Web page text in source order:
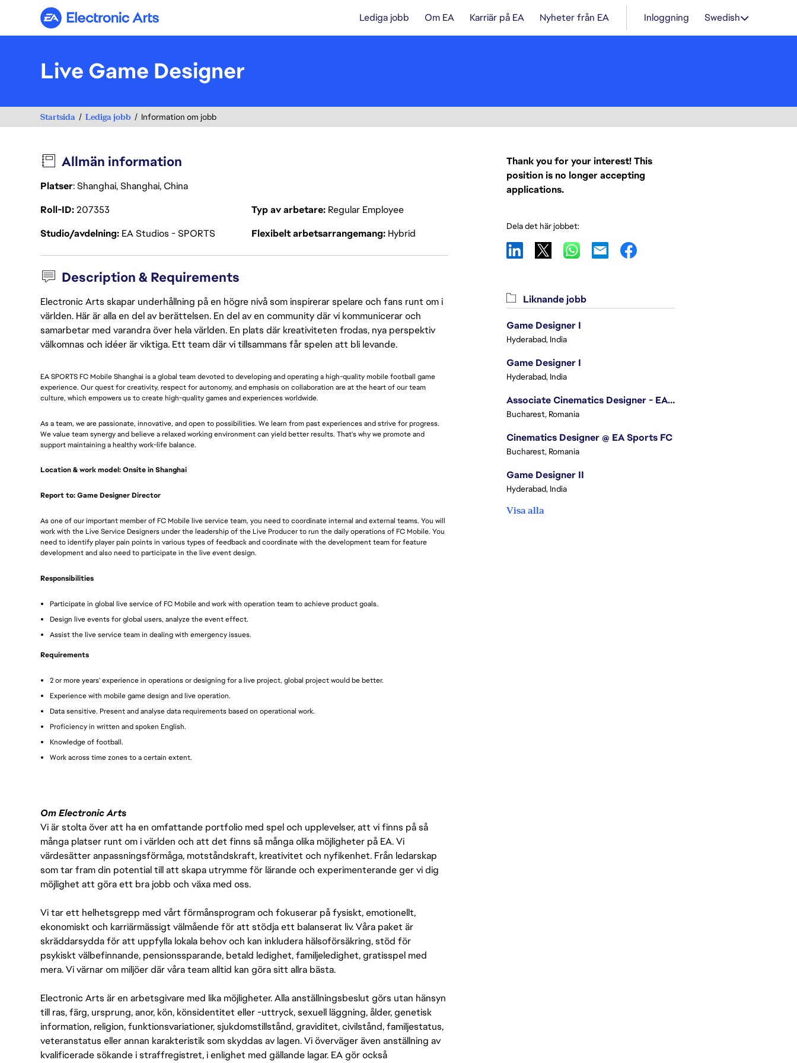
Electronic Arts Lediga jobb Om EA Karriär på EA Nyheter från EA Inloggning Swedish
Live Game Designer
Startsida Lediga jobb Information om jobb
Allmän information
Platser: Shanghai, Shanghai, China
Roll-ID207353 Typ av arbetare Regular Employee
Studio/avdelning EA Studios - SPORTS Flexibelt arbetsarrangemang Hybrid
Description & Requirements
Electronic Arts skapar underhållning på en högre nivå som inspirerar spelare och fans runt om i
världen. Här är alla en del av berättelsen. En del av en community där vi kommunicerar och
samarbetar med varandra över hela världen. En plats där kreativiteten frodas, nya perspektiv
välkomnas och idéer är viktiga. Ett team där vi tillsammans får spelen att bli levande.
EA SPORTS FC Mobile Shanghai is a global team devoted to developing and operating a high-quality mobile football game
experience. Our quest for creativity, respect for autonomy, and emphasis on collaboration are at the heart of our team
culture, which empowers us to create high-quality games and experiences worldwide.
As a team, we are passionate, innovative, and open to possibilities. We learn from past experiences and strive for progress.
We value team synergy and believe a relaxed working environment can yield better results. That's why we promote and
support maintaining a healthy work-life balance.
Location & work model: Onsite in Shanghai
Report to: Game Designer Director
As one of our important member of FC Mobile live service team, you need to coordinate internal and external teams. You will
work with the Live Service Designers under the leadership of the Live Producer to run the daily operations of FC Mobile. You
need to identify player pain points in various types of feedback and coordinate with the development team for feature
development and also need to participate in the live event design.
Responsibilities
Participate in global live service of FC Mobile and work with operation team to achieve product goals.
Design live events for global users, analyze the event effect.
Assist the live service team in dealing with emergency issues.
Requirements
2 or more years' experience in operations or designing for a live project, global project would be better.
Experience with mobile game design and live operation.
Data sensitive. Present and analyse data requirements based on operational work.
Proficiency in written and spoken English.
Knowledge of football.
Work across time zones to a certain extent.
Om Electronic Arts
Vi är stolta över att ha en omfattande portfolio med spel och upplevelser, att vi finns på så
många platser runt om i världen och att det finns så många olika möjligheter på EA. Vi
värdesätter anpassningsförmåga, motståndskraft, kreativitet och nyfikenhet. Från ledarskap
som tar fram din potential till att skapa utrymme för lärande och experimenterande ger vi dig
möjlighet att göra ett bra jobb och växa med oss.
Vi tar ett helhetsgrepp med vårt förmånsprogram och fokuserar på fysiskt, emotionellt,
ekonomiskt och karriärmässigt välmående för att stödja ett balanserat liv. Våra paket är
skräddarsydda för att uppfylla lokala behov och kan inkludera hälsoförsäkring, stöd för
psykiskt välbefinnande, pensionssparande, betald ledighet, familjeledighet, gratisspel med
mera. Vi värnar om miljöer där våra team alltid kan göra sitt allra bästa.
Electronic Arts är en arbetsgivare med lika möjligheter. Alla anställningsbeslut görs utan hänsyn
till ras, färg, ursprung, anor, kön, könsidentitet eller -uttryck, sexuell läggning, ålder, genetisk
information, religion, funktionsvariationer, sjukdomstillstånd, graviditet, civilstånd, familjestatus,
veteranstatus eller annan karakteristik som skyddas av lagen. Vi överväger även anställning av
kvalificerade sökande i straffregistret, i enlighet med gällande lagar. EA gör också
Thank you for your interest! This
position is no longer accepting
applications.
Dela det här jobbet:
Liknande jobb
Game Designer I
Hyderabad, India
Game Designer I
Hyderabad, India
Associate Cinematics Designer - EA Sports FC
Bucharest, Romania
Cinematics Designer @ EA Sports FC
Bucharest, Romania
Game Designer II
Hyderabad, India
Visa alla